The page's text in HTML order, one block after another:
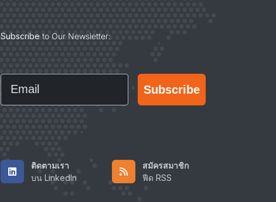
Subscribe to Our Newsletter:
Email
Subscribe
ติดตามเรา
บน LinkedIn
สมัครสมาชิก
ฟีด RSS